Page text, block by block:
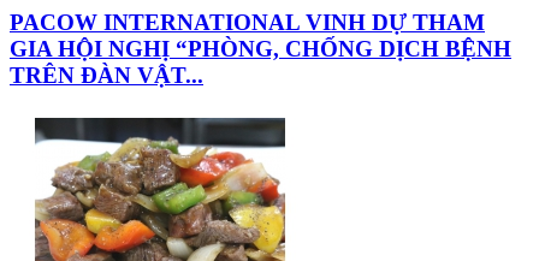
PACOW INTERNATIONAL VINH DỰ THAM
GIA HỘI NGHỊ “PHÒNG, CHỐNG DỊCH BỆNH
TRÊN ĐÀN VẬT...